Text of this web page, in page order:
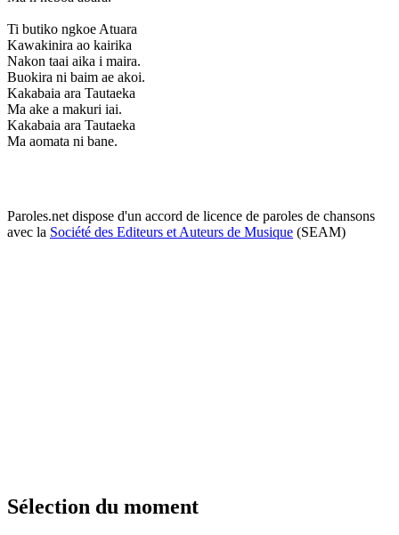
Ti butiko ngkoe Atuara
Kawakinira ao kairika
Nakon taai aika i maira.
Buokira ni baim ae akoi.
Kakabaia ara Tautaeka
Ma ake a makuri iai.
Kakabaia ara Tautaeka
Ma aomata ni bane.
Paroles.net dispose d'un accord de licence de paroles de chansons
avec la Société des Editeurs et Auteurs de Musique (SEAM)
Sélection du moment